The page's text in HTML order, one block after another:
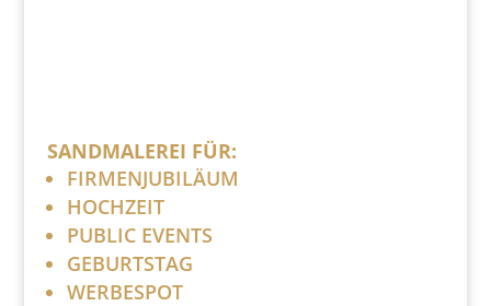
SANDMALEREI FÜR:
FIRMENJUBILÄUM
HOCHZEIT
PUBLIC EVENTS
GEBURTSTAG
WERBESPOT